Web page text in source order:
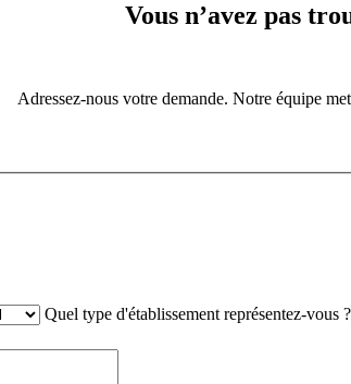
Vous n’avez pas
Adressez-nous votre demande. Notre équipe
Quel type d'établissement représentez-vous ?